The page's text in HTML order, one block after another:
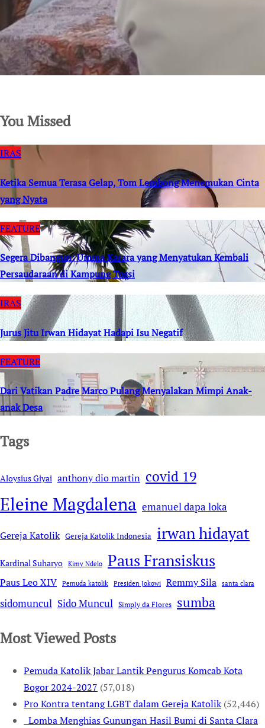
You Missed
IRAS
Ketika Semua Terasa Gelap, Tom Lembong Menemukan Cinta
yang Nyata
FEATURE
Segera Dibangun: Umma Karara yang Menyatukan Kembali
Persaudaraan di Kampung Tossi
IRAS
Jurus Jitu Irwan Hidayat Hadapi Isu Negatif
FEATURE
Dari Vatikan Padre Marco Pulang Menyalakan Mimpi Anak-
anak Desa
Tags
Aloysius Giyai anthony dio martin covid 19
Eleine Magdalena emanuel dapa loka
Gereja Katolik Gereja Katolik Indonesia irwan hidayat
Kardinal Suharyo Kimy Ndelo Paus Fransiskus
Paus Leo XIV Pemuda katolik Presiden Jokowi Remmy Sila santa clara
sidomuncul Sido Muncul Simply da Flores sumba
Most Viewed Posts
Pemuda Katolik Jabar Lantik Pengurus Komcab Kota
Bogor 2024-2027 (57,018)
Pro Kontra tentang LGBT dalam Gereja Katolik (52,446)
Lomba Menghias Gunungan Hasil Bumi di Santa Clara